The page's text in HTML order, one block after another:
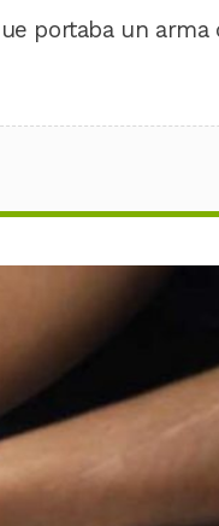
portaba un arma